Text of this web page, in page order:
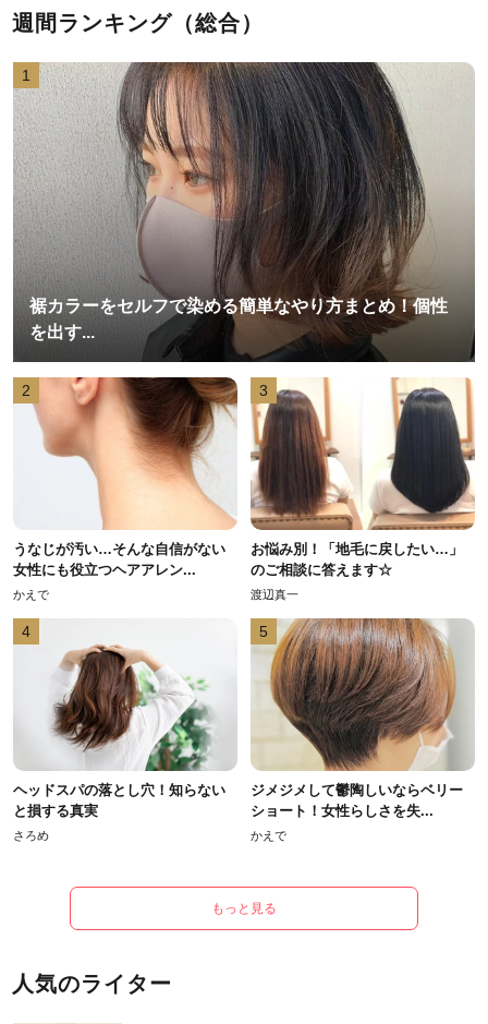
週間ランキング（総合）
1
裾カラーをセルフで染める簡単なやり方まとめ！個性
を出す...
2
うなじが汚い…そんな自信がない
女性にも役立つヘアアレン...
かえで
3
お悩み別！「地毛に戻したい…」
のご相談に答えます☆
渡辺真一
4
ヘッドスパの落とし穴！知らない
と損する真実
さろめ
5
ジメジメして鬱陶しいならベリー
ショート！女性らしさを失...
かえで
もっと見る
人気のライター